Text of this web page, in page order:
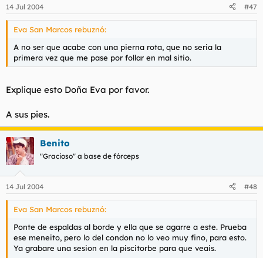
14 Jul 2004 #47
Eva San Marcos rebuznó:
A no ser que acabe con una pierna rota, que no seria la
primera vez que me pase por follar en mal sitio.
Explique esto Doña Eva por favor.
A sus pies.
Benito
"Gracioso" a base de fórceps
14 Jul 2004 #48
Eva San Marcos rebuznó:
Ponte de espaldas al borde y ella que se agarre a este. Prueba
ese meneito, pero lo del condon no lo veo muy fino, para esto.
Ya grabare una sesion en la piscitorbe para que veais.